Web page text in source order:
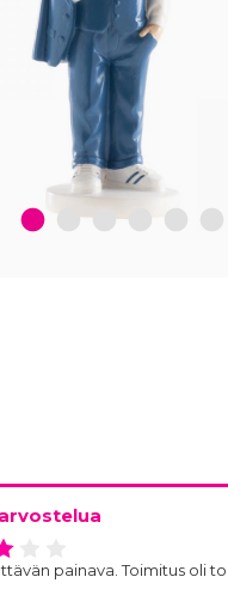
1 2 3 4 5 6
painava. Toimitus oli